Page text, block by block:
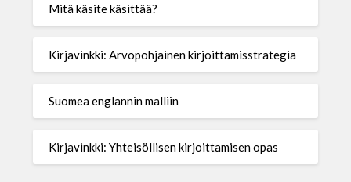
Mitä käsite käsittää?
Kirjavinkki: Arvopohjainen kirjoittamisstrategia
Suomea englannin malliin
Kirjavinkki: Yhteisöllisen kirjoittamisen opas